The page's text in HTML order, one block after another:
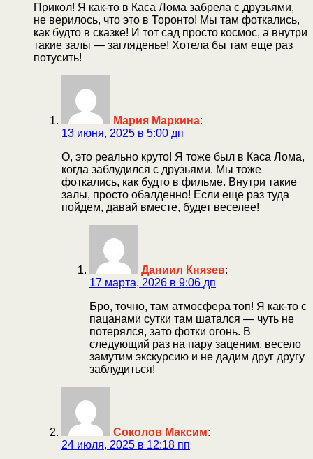
Прикол! Я как-то в Каса Лома забрела с друзьями,
не верилось, что это в Торонто! Мы там фоткались,
как будто в сказке! И тот сад просто космос, а внутри
такие залы — загляденье! Хотела бы там еще раз
потусить!
Мария Маркина:
13 июня, 2025 в 5:00 дп
О, это реально круто! Я тоже был в Каса Лома,
когда заблудился с друзьями. Мы тоже
фоткались, как будто в фильме. Внутри такие
залы, просто обалденно! Если еще раз туда
пойдем, давай вместе, будет веселее!
Даниил Князев:
17 марта, 2026 в 9:06 дп
Бро, точно, там атмосфера топ! Я как-то с
пацанами сутки там шатался — чуть не
потерялся, зато фотки огонь. В
следующий раз на пару заценим, весело
замутим экскурсию и не дадим друг другу
заблудиться!
Соколов Максим:
24 июля, 2025 в 12:18 пп